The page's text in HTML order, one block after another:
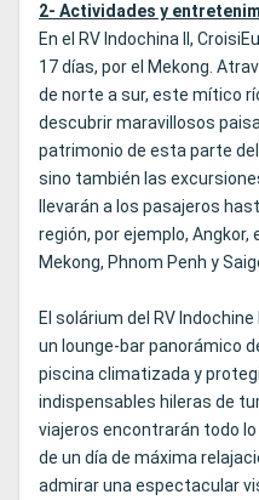
2- Actividades y
En el RV Indochina II,
17 días, por el Mekong.
de norte a sur, este mítico
descubrir maravillosos
patrimonio de esta parte
sino también las
llevarán a los pasajeros
región, por ejemplo, Angkor,
Mekong, Phnom Penh y
El solárium del RV
un lounge-bar panorámico
piscina climatizada y
indispensables hileras de
viajeros encontrarán todo
de un día de máxima
admirar una espectacular